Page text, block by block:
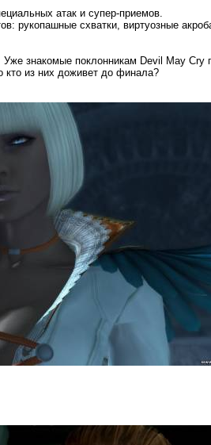
атак и супер-приемов.
схватки, виртуозные
знакомые поклонникам Devil May Cry
кто из них доживет до финала?